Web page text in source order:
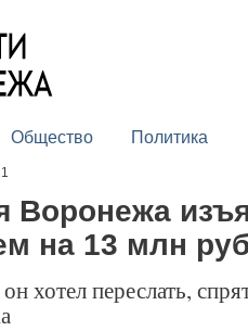
Общество Политика
Воронежа
на 13 млн
хотел переслать,